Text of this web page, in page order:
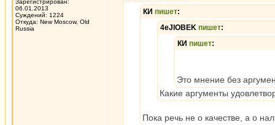
Зарегистрирован:
06.01.2013
Суждений: 1224
Откуда: New Moscow, Old
Russia
КИ пишет:
4eJIOBEK пишет:
КИ пишет:
Это мнение без
Какие аргументы
Пока речь не о качестве, а о